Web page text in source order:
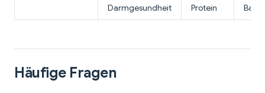
Darmgesundheit
Protein
Häufige Fragen